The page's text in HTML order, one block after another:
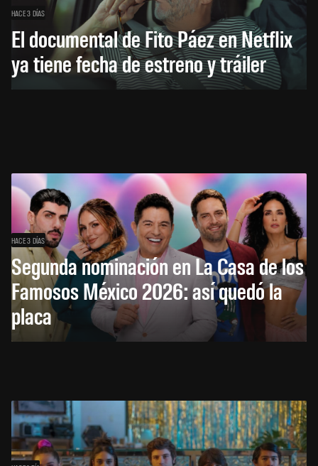
HACE 3 DÍAS
El documental de Fito Páez en Netflix
ya tiene fecha de estreno y tráiler
HACE 3 DÍAS
Segunda nominación en La Casa de los
Famosos México 2026: así quedó la
placa